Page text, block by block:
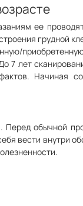
ее
грудной
7 лет
Начиная
Перед обычной
вести внутри